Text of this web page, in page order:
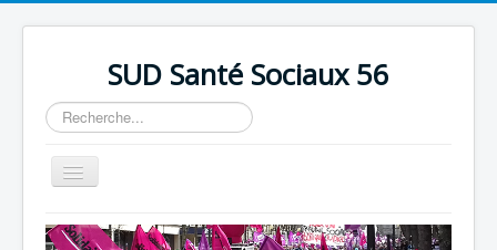
SUD Santé Sociaux 56
Rechercher
Basculer
la
Accueil